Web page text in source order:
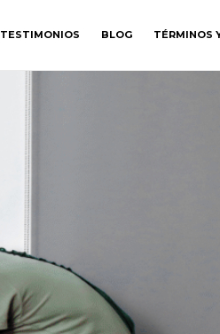
TESTIMONIOS BLOG TÉRMINOS